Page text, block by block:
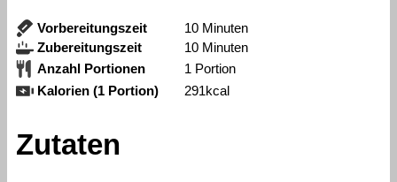
Vorbereitungszeit 10Minuten
Minuten
Zubereitungszeit
10Minuten
Minuten
Anzahl Portionen
1 Portion
Kalorien (1 Portion)
291kcal
Zutaten